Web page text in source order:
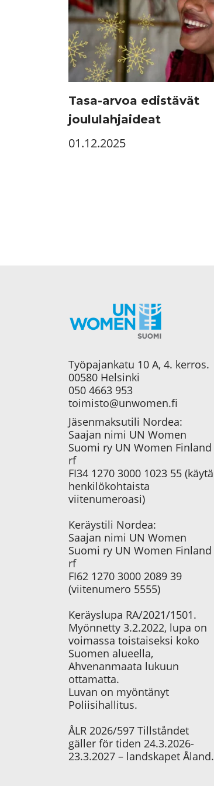
Tasa-arvoa edistävät
joululahjaideat
01.12.2025
Työpajankatu 10 A, 4. kerros.
00580 Helsinki
050 4663 953
toimisto@unwomen.fi
Jäsenmaksutili Nordea:
Saajan nimi UN Women
Suomi ry UN Women Finland
rf
FI34 1270 3000 1023 55 (käytä
henkilökohtaista
viitenumeroasi)
Keräystili Nordea:
Saajan nimi UN Women
Suomi ry UN Women Finland
rf
FI62 1270 3000 2089 39
(viitenumero 5555)
Keräyslupa RA/2021/1501.
Myönnetty 3.2.2022, lupa on
voimassa toistaiseksi koko
Suomen alueella,
Ahvenanmaata lukuun
ottamatta.
Luvan on myöntänyt
Poliisihallitus.
ÅLR 2026/597 Tillståndet
gäller för tiden 24.3.2026-
23.3.2027 – landskapet Åland.